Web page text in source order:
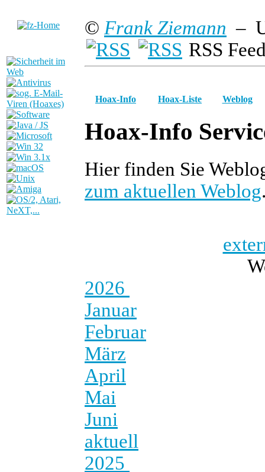
© Frank Ziemann –
RSS
Hoax-Info Hoax-Liste Weblog
Hoax-Info
Hier finden Sie
zum aktuellen Weblog
2026
Januar
Februar
März
April
Mai
Juni
aktuell
2025